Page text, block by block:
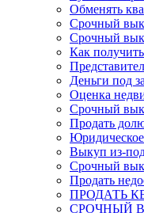
Обменять
Срочный
Срочный
Как
Деньги под
Оценка
Срочный
Продать
Выкуп из-под
Срочный
Продать
ПРОДАТЬ
СРОЧНЫЙ